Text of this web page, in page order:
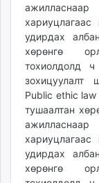
удирдах
хөрөнгө
тохиолдолд
зохицуулалт
Public ethic
тушаалтан
удирдах
хөрөнгө